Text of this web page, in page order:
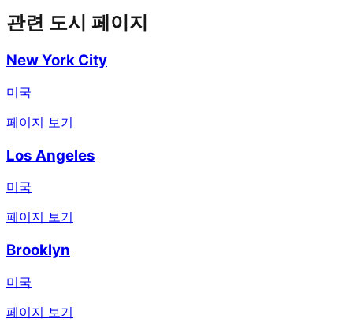
관련 도시 페이지
New York City
미국
페이지 보기
Los Angeles
미국
페이지 보기
Brooklyn
미국
페이지 보기